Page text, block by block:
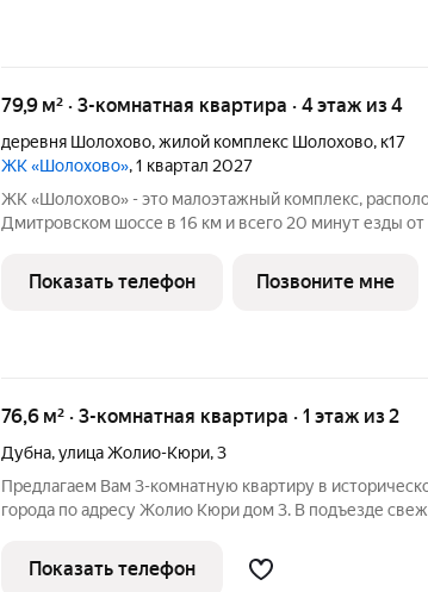
79,9 м² · 3-комнатная квартира · 4 этаж из 4
деревня Шолохово,жилой комплекс Шолохово, к17
ЖК «Шолохово», 1 квартал 2027
ЖК «Шолохово» - это малоэтажный комплекс,
Дмитровском шоссе в 16 км и всего 20 минут езды
большой лесной массив. ЖК разделен на комфортные
кварталы,
Показать телефон Позвоните мне
76,6 м² · 3-комнатная квартира · 1 этаж из 2
Дубна,улица Жолио-Кюри,3
Предлагаем Вам 3-комнатную квартиру в
города по адресу Жолио Кюри дом 3. В подъезде
видеонаблюдением при входе. Квартира "распашонка"
две стороны дома)
Показать телефон